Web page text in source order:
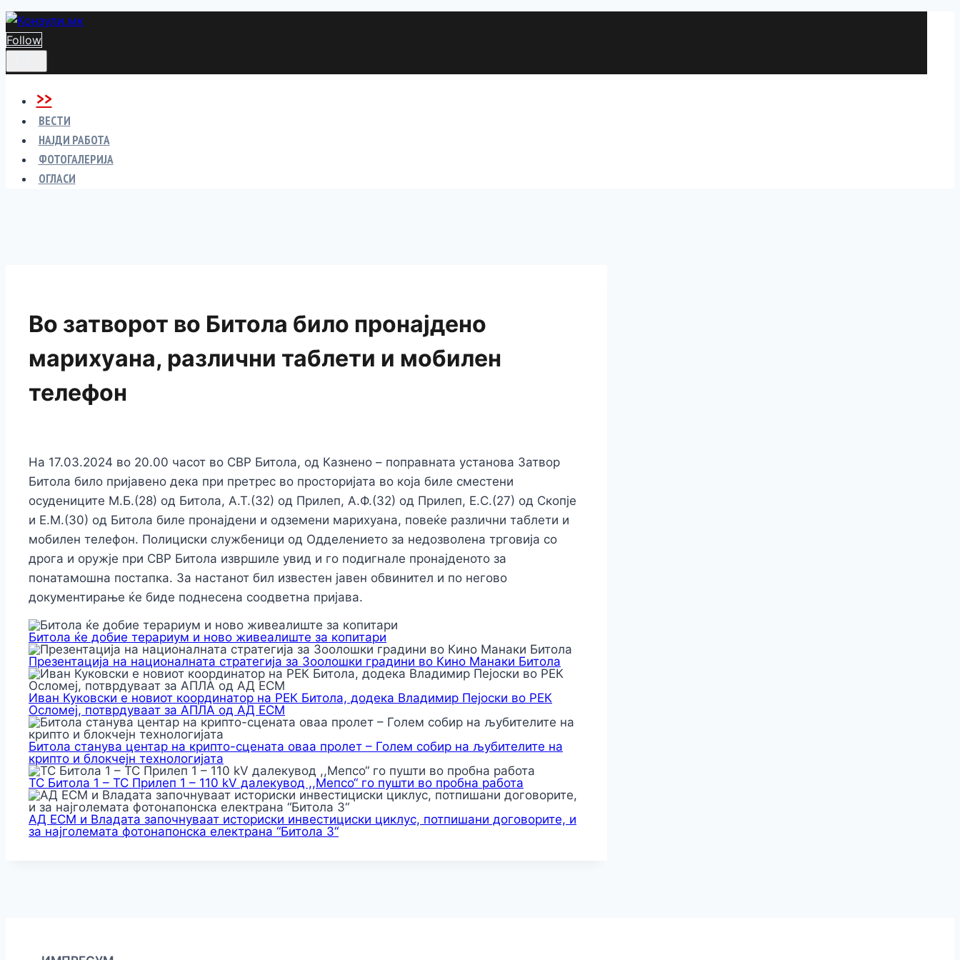
Skip
to
Follow
>>
ВЕСТИ
НАЈДИ РАБОТА
ФОТОГАЛЕРИЈА
ОГЛАСИ
Во затворот во Битола било пронајдено
марихуана, различни таблети и мобилен
телефон
На 17.03.2024 во 20.00 часот во СВР Битола, од Казнено – поправната установа Затвор
Битола било пријавено дека при претрес во просторијата во која биле сместени
осудениците М.Б.(28) од Битола, А.Т.(32) од Прилеп, А.Ф.(32) од Прилеп, Е.С.(27) од Скопје
и Е.М.(30) од Битола биле пронајдени и одземени марихуана, повеќе различни таблети и
мобилен телефон. Полициски службеници од Одделението за недозволена трговија со
дрога и оружје при СВР Битола извршиле увид и го подигнале пронајденото за
понатамошна постапка. За настанот бил известен јавен обвинител и по негово
документирање ќе биде поднесена соодветна пријава.
Битола ќе добие терариум и ново живеалиште за копитари
Презентација на националната стратегија за Зоолошки градини во Кино Манаки Битола
Иван Куковски е новиот координатор на РЕК Битола, додека Владимир Пејоски во РЕК
Осломеј, потврдуваат за АПЛА од АД ЕСМ
Битола станува центар на крипто-сцената оваа пролет – Голем собир на љубителите на
крипто и блокчејн технологијата
ТС Битола 1 – ТС Прилеп 1 – 110 kV далекувод ,,Мепсо“ го пушти во пробна работа
АД ЕСМ и Владата започнуваат историски инвестициски циклус, потпишани договорите, и
за најголемата фотонапонска електрана “Битола 3“